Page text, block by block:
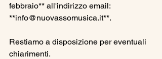
febbraio** all'indirizzo email:
**info@nuovassomusica.it**.
Restiamo a disposizione per eventuali
chiarimenti.